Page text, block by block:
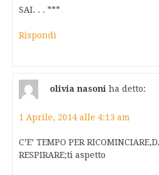
SAI. . . ***
Rispondi
olivia nasoni ha detto:
1 Aprile, 2014 alle 4:13 am
C’E’ TEMPO PER
RESPIRARE;ti aspetto